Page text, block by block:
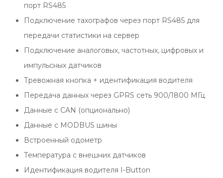
порт RS485
Подключение тахографов через порт RS485 для
передачи статистики на сервер
Подключение аналоговых, частотных, цифровых и
импульсных датчиков
Тревожная кнопка + идентификация водителя
Передача данных через GPRS сеть 900/1800 МГц
Данные с CAN (опционально)
Данные с MODBUS шины
Встроенный одометр
Температура с внешних датчиков
Идентификация водителя I-Button